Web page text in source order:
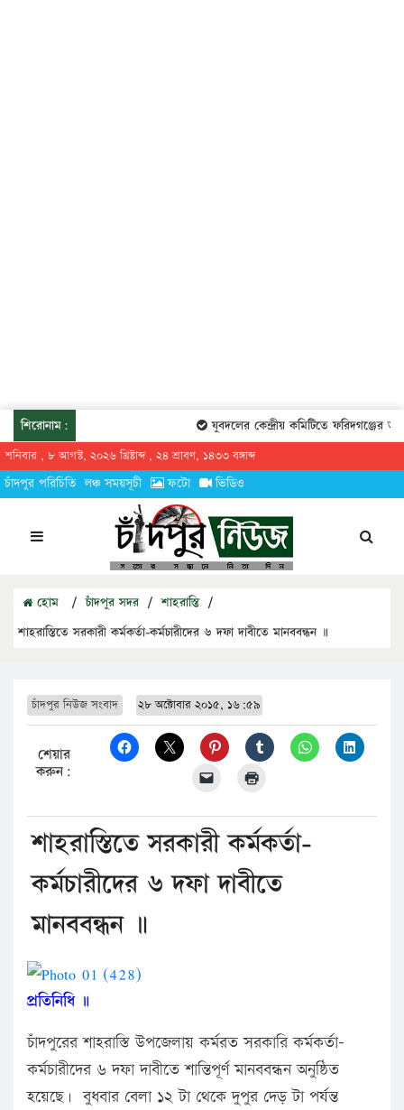
শিরোনাম: যুবদলের কেন্দ্রীয় কমিটিতে ফরিদগঞ্জের
শনিবার , ৮ আগস্ট, ২০২৬ খ্রিষ্টাব্দ , ২৪ শ্রাবণ, ১৪৩৩ বঙ্গাব্দ
চাঁদপুর পরিচিতি লঞ্চ সময়সূচী ফটো ভিডিও
হোম / চাঁদপুর সদর / শাহরাস্তি /
শাহরাস্তিতে সরকারী কর্মকর্তা-কর্মচারীদের ৬ দফা দাবীতে মানববন্ধন ॥
চাঁদপুর নিউজ সংবাদ ২৮ অক্টোবার ২০১৫, ১৬:৫৯
শেয়ার
করুন:
শাহরাস্তিতে সরকারী কর্মকর্তা-
কর্মচারীদের ৬ দফা দাবীতে
মানববন্ধন ॥
প্রতিনিধি ॥
চাঁদপুরের শাহরাস্তি উপজেলায় কর্মরত সরকারি কর্মকর্তা-
কর্মচারীদের ৬ দফা দাবীতে শান্তিপূর্ণ মানববন্ধন অনুষ্ঠিত
হয়েছে। বুধবার বেলা ১২ টা থেকে দুপুর দেড় টা পর্যন্ত